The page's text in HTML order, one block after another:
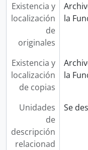
Existencia y
localización
de
originales
la
Existencia y
localización
de copias
la
Unidades
de
descripción
relacionad
Se